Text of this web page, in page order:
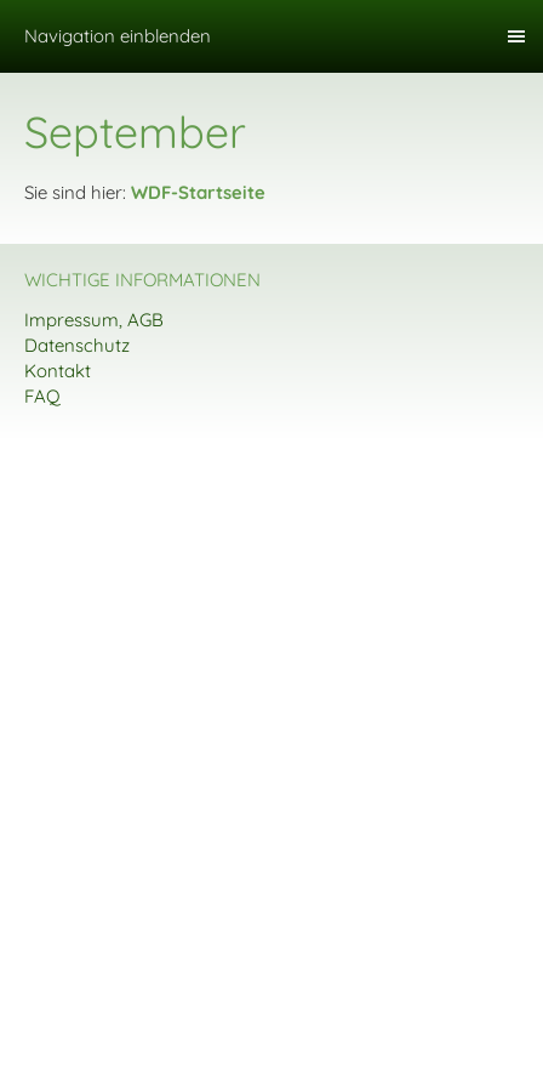
Navigation einblenden
September
Sie sind hier: WDF-Startseite
WICHTIGE INFORMATIONEN
Impressum, AGB
Datenschutz
Kontakt
FAQ